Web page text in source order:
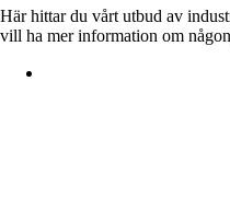
Här hittar du vårt utbud av
vill ha mer information om